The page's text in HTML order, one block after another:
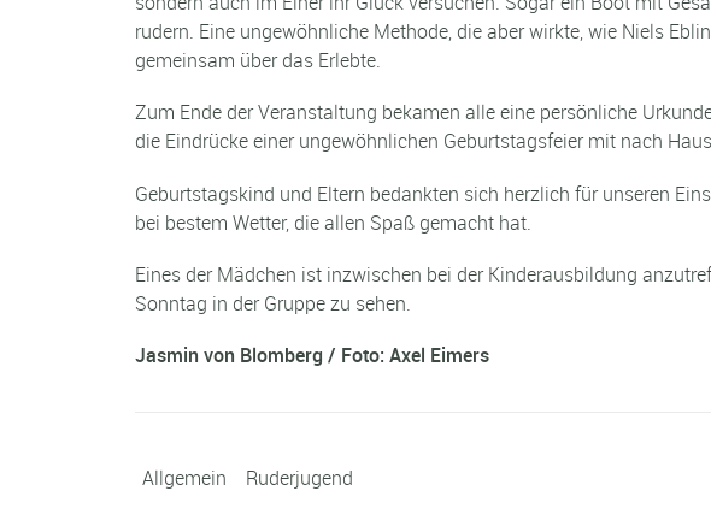
rudern. Eine ungewöhnliche Methode, die aber wirkte, wie Niels
gemeinsam über das Erlebte.
Zum Ende der Veranstaltung bekamen alle eine persönliche
die Eindrücke einer ungewöhnlichen Geburtstagsfeier mit nach
Geburtstagskind und Eltern bedankten sich herzlich für unseren
bei bestem Wetter, die allen Spaß gemacht hat.
Eines der Mädchen ist inzwischen bei der Kinderausbildung
Sonntag in der Gruppe zu sehen.
Jasmin von Blomberg / Foto: Axel Eimers
Allgemein Ruderjugend